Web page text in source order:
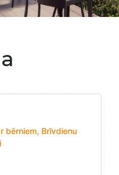
bērniem, Brīvdienu